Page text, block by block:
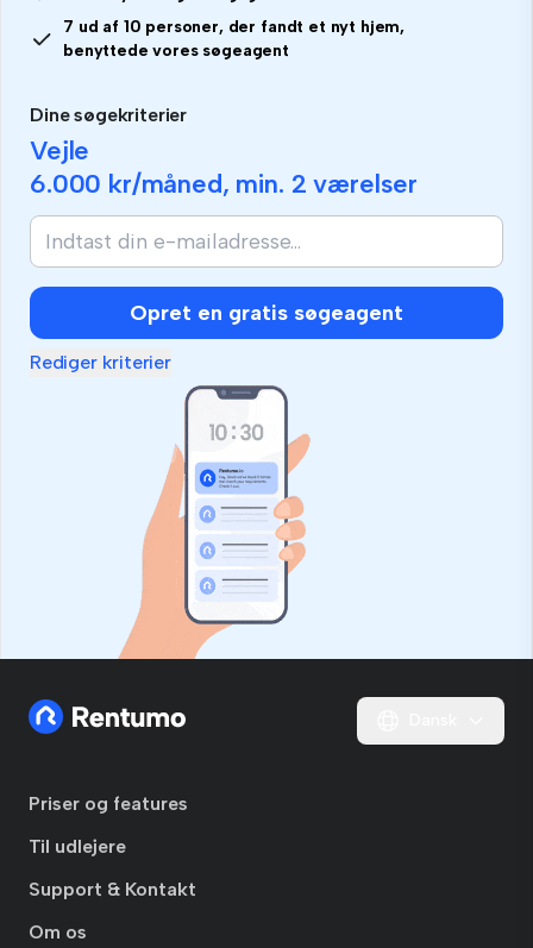
7 ud af 10 personer, der fandt et nyt hjem,
benyttede vores søgeagent
Dine søgekriterier
Vejle
6.000 kr/måned, min. 2 værelser
Opret en gratis søgeagent
Rediger kriterier
Priser og features
Til udlejere
Support & Kontakt
Om os